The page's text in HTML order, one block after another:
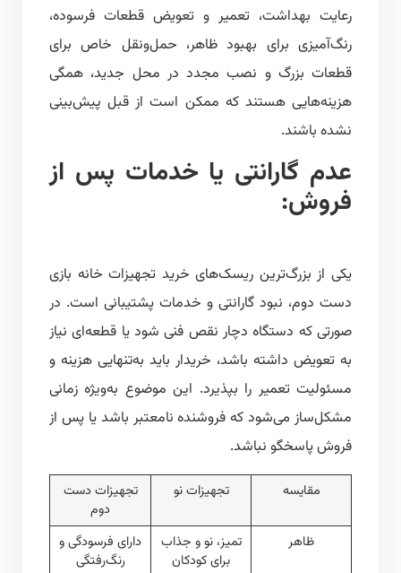
رعایت بهداشت، تعمیر و تعویض قطعات فرسوده،
رنگ‌آمیزی برای بهبود ظاهر، حمل‌ونقل خاص برای
قطعات بزرگ و نصب مجدد در محل جدید، همگی
هزینه‌هایی هستند که ممکن است از قبل پیش‌بینی
نشده باشند.
عدم گارانتی یا خدمات پس از
فروش:
یکی از بزرگ‌ترین ریسک‌های خرید تجهیزات خانه بازی
دست دوم، نبود گارانتی و خدمات پشتیبانی است. در
صورتی که دستگاه دچار نقص فنی شود یا قطعه‌ای نیاز
به تعویض داشته باشد، خریدار باید به‌تنهایی هزینه و
مسئولیت تعمیر را بپذیرد. این موضوع به‌ویژه زمانی
مشکل‌ساز می‌شود که فروشنده نامعتبر باشد یا پس از
فروش پاسخگو نباشد.
تجهیزات نو
تجهیزات دست
تمیز، نو و جذاب
برای کودکان
دارای فرسودگی و
رنگ‌رفتگی